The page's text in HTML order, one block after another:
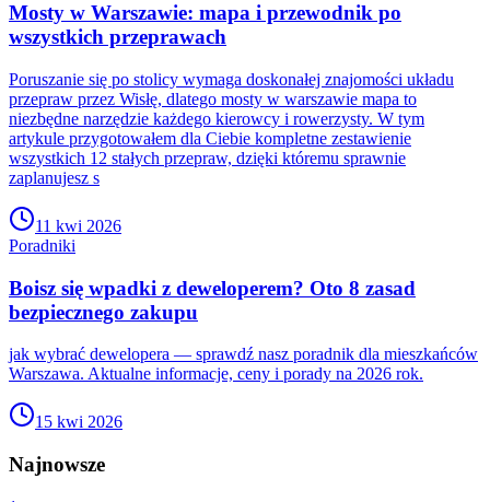
Mosty w Warszawie: mapa i przewodnik po
wszystkich przeprawach
Poruszanie się po stolicy wymaga doskonałej znajomości układu
przepraw przez Wisłę, dlatego mosty w warszawie mapa to
niezbędne narzędzie każdego kierowcy i rowerzysty. W tym
artykule przygotowałem dla Ciebie kompletne zestawienie
wszystkich 12 stałych przepraw, dzięki któremu sprawnie
zaplanujesz s
11 kwi 2026
Poradniki
Boisz się wpadki z deweloperem? Oto 8 zasad
bezpiecznego zakupu
jak wybrać dewelopera — sprawdź nasz poradnik dla mieszkańców
Warszawa. Aktualne informacje, ceny i porady na 2026 rok.
15 kwi 2026
Najnowsze